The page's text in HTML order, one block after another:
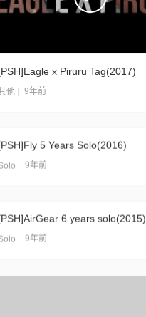
x Piruru Tag(2017)
他 9年前
5 Years Solo(2016)
9年前
6 years solo(2015)
9年前